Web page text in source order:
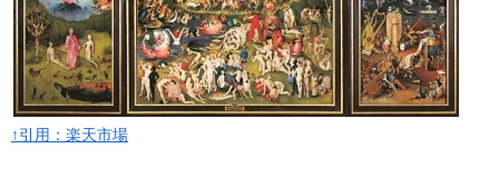
↑引用：楽天市場